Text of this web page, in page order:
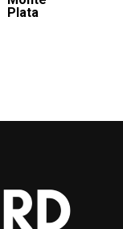
Plata